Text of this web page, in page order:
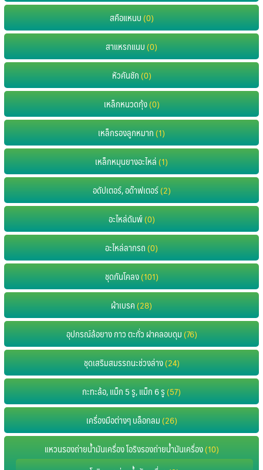
สคือแหนบ(0)
สาแหรกแนบ(0)
หัวคันชัก(0)
เหล็กหนวดกุ้ง(0)
เหล็กรองลูกหมาก(1)
เหล็กหมุนยางอะไหล่(1)
อดัปเตอร์, อด๊าฟเตอร์(2)
อะไหล่ดัมพ์(0)
อะไหล่ลากรถ(0)
ชุดกันโคลง(101)
ผ้าเบรค(28)
อุปกรณ์ล้อยาง กาว ตะกั่ว ฝาคลอบดุม(76)
ชุดเสริมสมรรถนะช่วงล่าง(24)
กะทะล้อ, แม็ก 5 รู, แม็ก 6 รู(57)
เครื่องมือต่างๆ บล็อกลม(26)
แหวนรองถ่ายน้ำมันเครื่อง โอริงรองถ่ายน้ำมันเครื่อง(10)